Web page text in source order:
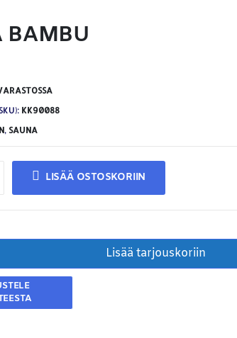
BAMBU
KK90088
, SAUNA
LISÄÄ OSTOSKORIIN
Lisää tarjouskoriin